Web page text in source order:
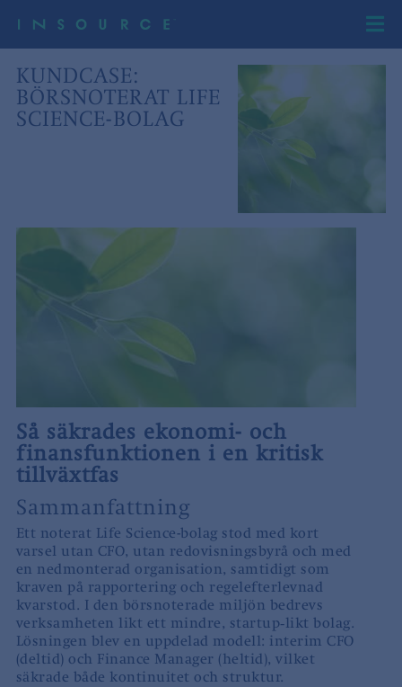
KUNDCASE:
BÖRSNOTERAT LIFE
SCIENCE-BOLAG
Så säkrades ekonomi- och
finansfunktionen i en kritisk
tillväxtfas
Sammanfattning
Ett noterat Life Science-bolag stod med kort
varsel utan CFO, utan redovisningsbyrå och med
en nedmonterad organisation, samtidigt som
kraven på rapportering och regelefterlevnad
kvarstod. I den börsnoterade miljön bedrevs
verksamheten likt ett mindre, startup‑likt bolag.
Lösningen blev en uppdelad modell: interim CFO
(deltid) och Finance Manager (heltid), vilket
säkrade både kontinuitet och struktur.